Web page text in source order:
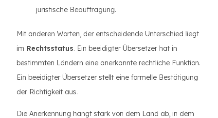
juristische Beauftragung.
Mit anderen Worten, der entscheidende Unterschied liegt
im Rechtsstatus. Ein beeidigter Übersetzer hat in
bestimmten Ländern eine anerkannte rechtliche Funktion.
Ein beeidigter Übersetzer stellt eine formelle Bestätigung
der Richtigkeit aus.
Die Anerkennung hängt stark von dem Land ab, in dem